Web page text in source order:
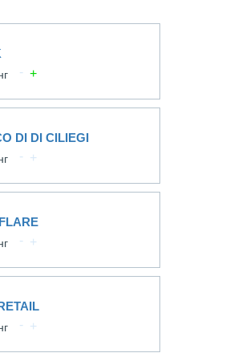
DI DI CILIEGI